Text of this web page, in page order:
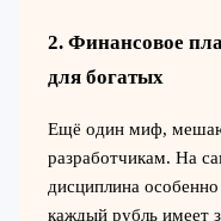
2. Финансовое
для богатых
Ещё один миф,
разработчикам. На
дисциплина
каждый рубль имеет